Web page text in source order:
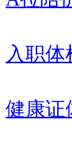
入职
健康证